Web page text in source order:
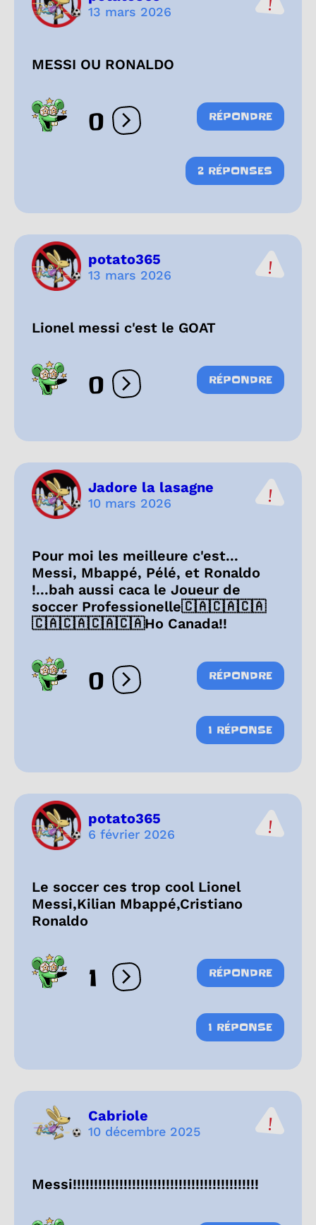
13 mars 2026
MESSI OU RONALDO
0 Ouvrir les réactions
RÉPONDRE
2 RÉPONSES
potato365
13 mars 2026
Lionel messi c'est le GOAT
0 Ouvrir les réactions
RÉPONDRE
Jadore la lasagne
10 mars 2026
Pour moi les meilleure c'est...
Messi, Mbappé, Pélé, et Ronaldo
!...bah aussi caca le Joueur de
soccer Professionelle🇨🇦🇨🇦🇨🇦
🇨🇦🇨🇦🇨🇦🇨🇦Ho Canada!!
0 Ouvrir les réactions
RÉPONDRE
1 RÉPONSE
potato365
6 février 2026
Le soccer ces trop cool Lionel
Messi,Kilian Mbappé,Cristiano
Ronaldo
1 Ouvrir les réactions
RÉPONDRE
1 RÉPONSE
Cabriole
10 décembre 2025
Messi!!!!!!!!!!!!!!!!!!!!!!!!!!!!!!!!!!!!!!!!!!!!